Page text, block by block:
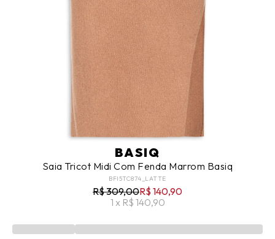
BASIQ
Saia Tricot Midi Com Fenda Marrom Basiq
BFI5TC874_LATTE
R$ 309,00R$ 140,90
1 x R$ 140,90